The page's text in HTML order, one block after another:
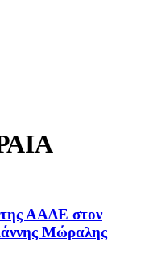
της ΑΑΔΕ στον
Μώραλης